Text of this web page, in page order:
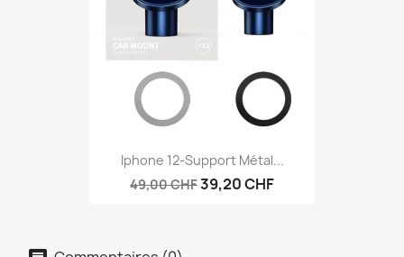
Iphone 12-Support Métal...
49,00 CHF39,20 CHF